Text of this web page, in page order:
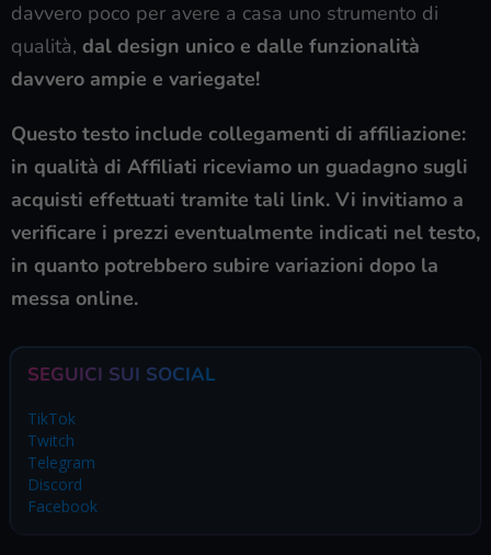
davvero poco per avere a casa uno strumento di
qualità, dal design unico e dalle funzionalità
davvero ampie e variegate!
Questo testo include collegamenti di affiliazione:
in qualità di Affiliati riceviamo un guadagno sugli
acquisti effettuati tramite tali link. Vi invitiamo a
verificare i prezzi eventualmente indicati nel testo,
in quanto potrebbero subire variazioni dopo la
messa online.
SEGUICI SUI SOCIAL
TikTok
Twitch
Telegram
Discord
Facebook